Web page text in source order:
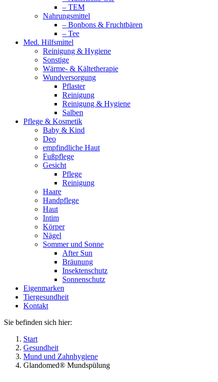
– TEM
Nahrungsmittel
– Bonbons & Fruchtbären
– Tee
Med. Hilfsmittel
Reinigung & Hygiene
Sonstige
Wärme- & Kältetherapie
Wundversorgung
Pflaster
Reinigung
Reinigung & Hygiene
Salben
Pflege & Kosmetik
Baby & Kind
Deo
empfindliche Haut
Fußpflege
Gesicht
Pflege
Reinigung
Haare
Handpflege
Haut
Intim
Körper
Nägel
Sommer und Sonne
After Sun
Bräunung
Insektenschutz
Sonnenschutz
Eigenmarken
Tiergesundheit
Kontakt
Sie befinden sich hier:
Start
Gesundheit
Mund und Zahnhygiene
Glandomed® Mundspülung